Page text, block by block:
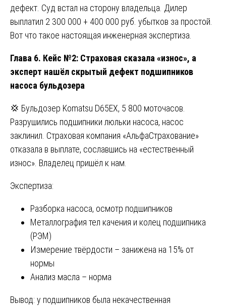
дефект. Суд встал на сторону владельца. Дилер
выплатил 2 300 000 + 400 000 руб. убытков за простой.
Вот что такое настоящая инженерная экспертиза.
Глава 6. Кейс №2: Страховая сказала «износ», а
эксперт нашёл скрытый дефект подшипников
насоса бульдозера
💢 Бульдозер Komatsu D65EX, 5 800 моточасов.
Разрушились подшипники люльки насоса, насос
заклинил. Страховая компания «АльфаСтрахование»
отказала в выплате, сославшись на «естественный
износ». Владелец пришёл к нам.
Экспертиза:
Разборка насоса, осмотр подшипников
Металлография тел качения и колец подшипника
(РЭМ)
Измерение твёрдости – занижена на 15% от
нормы
Анализ масла – норма
Вывод: у подшипников была некачественная